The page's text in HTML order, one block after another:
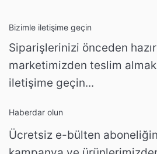
Bizimle iletişime geçin
Siparişlerinizi önceden
marketimizden teslim
iletişime geçin...
Haberdar olun
Ücretsiz e-bülten